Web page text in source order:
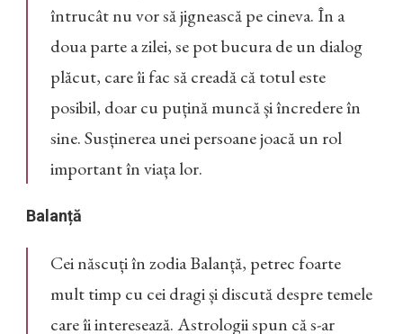
întrucât nu vor să jignească pe cineva. În a
doua parte a zilei, se pot bucura de un dialog
plăcut, care îi fac să creadă că totul este
posibil, doar cu puțină muncă și încredere în
sine. Susținerea unei persoane joacă un rol
important în viața lor.
Balanță
Cei născuți în zodia Balanță, petrec foarte
mult timp cu cei dragi și discută despre temele
care îi interesează. Astrologii spun că s-ar